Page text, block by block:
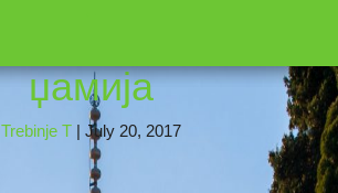
џамија
Trebinje T | July 20, 2017